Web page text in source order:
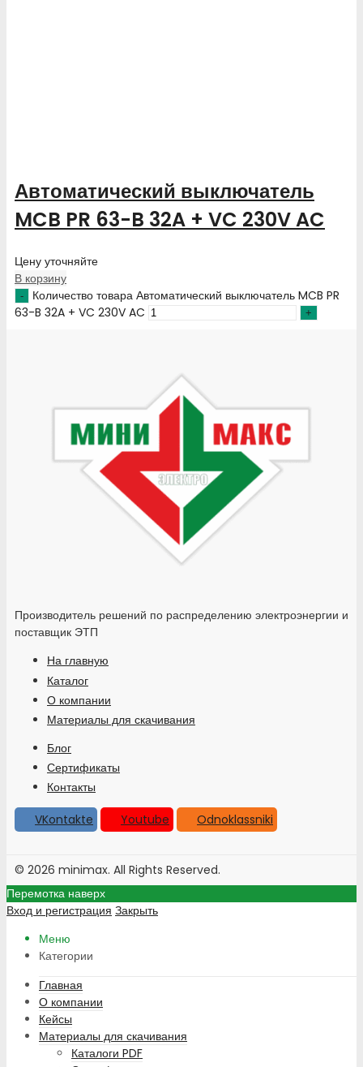
Автоматический выключатель
MCB PR 63-B 32A + VC 230V AC
Цену уточняйте
В корзину
Количество товара Автоматический выключатель MCB PR
63-B 32A + VC 230V AC
Производитель решений по распределению электроэнергии и
поставщик ЭТП
На главную
Каталог
О компании
Материалы для скачивания
Блог
Сертификаты
Контакты
VKontakte
Youtube Odnoklassniki
© 2026 minimax. All Rights Reserved.
Перемотка наверх
Вход и регистрация Закрыть
Меню
Категории
Главная
О компании
Кейсы
Материалы для скачивания
Каталоги PDF